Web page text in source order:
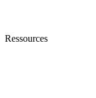
Ressources